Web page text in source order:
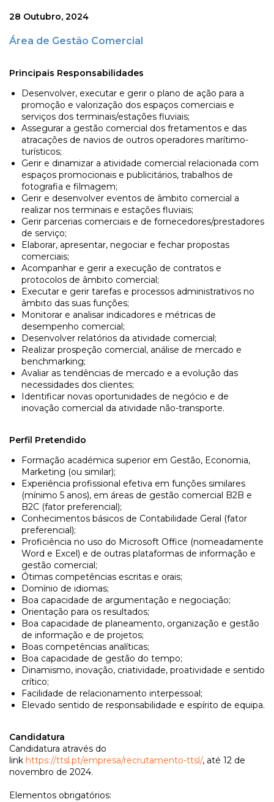
28 Outubro, 2024
Área de Gestão Comercial
Principais Responsabilidades
Desenvolver, executar e gerir o plano de ação para a
promoção e valorização dos espaços comerciais e
serviços dos terminais/estações fluviais;
Assegurar a gestão comercial dos fretamentos e das
atracações de navios de outros operadores marítimo-
turísticos;
Gerir e dinamizar a atividade comercial relacionada com
espaços promocionais e publicitários, trabalhos de
fotografia e filmagem;
Gerir e desenvolver eventos de âmbito comercial a
realizar nos terminais e estações fluviais;
Gerir parcerias comerciais e de fornecedores/prestadores
de serviço;
Elaborar, apresentar, negociar e fechar propostas
comerciais;
Acompanhar e gerir a execução de contratos e
protocolos de âmbito comercial;
Executar e gerir tarefas e processos administrativos no
âmbito das suas funções;
Monitorar e analisar indicadores e métricas de
desempenho comercial;
Desenvolver relatórios da atividade comercial;
Realizar prospeção comercial, análise de mercado e
benchmarking;
Avaliar as tendências de mercado e a evolução das
necessidades dos clientes;
Identificar novas oportunidades de negócio e de
inovação comercial da atividade não-transporte.
Perfil Pretendido
Formação académica superior em Gestão, Economia,
Marketing (ou similar);
Experiência profissional efetiva em funções similares
(mínimo 5 anos), em áreas de gestão comercial B2B e
B2C (fator preferencial);
Conhecimentos básicos de Contabilidade Geral (fator
preferencial);
Proficiência no uso do Microsoft Office (nomeadamente
Word e Excel) e de outras plataformas de informação e
gestão comercial;
Ótimas competências escritas e orais;
Domínio de idiomas;
Boa capacidade de argumentação e negociação;
Orientação para os resultados;
Boa capacidade de planeamento, organização e gestão
de informação e de projetos;
Boas competências analíticas;
Boa capacidade de gestão do tempo;
Dinamismo, inovação, criatividade, proatividade e sentido
crítico;
Facilidade de relacionamento interpessoal;
Elevado sentido de responsabilidade e espírito de equipa.
Candidatura
Candidatura através do
link https://ttsl.pt/empresa/recrutamento-ttsl/, até 12 de
novembro de 2024.
Elementos obrigatórios: